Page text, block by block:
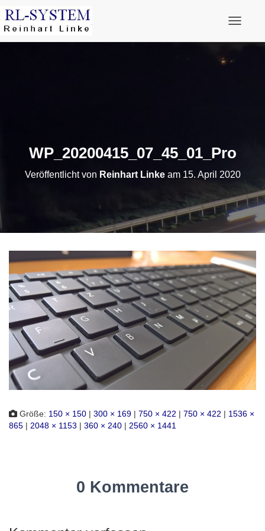
WP_20200415_07_45_01_Pro
Veröffentlicht von Reinhart Linkeam 15. April 2020
Größe: 150 × 150 | 300 × 169 | 750 × 422 | 750 × 422 | 1536 ×
865 | 2048 × 1153 | 360 × 240 | 2560 × 1441
0 Kommentare